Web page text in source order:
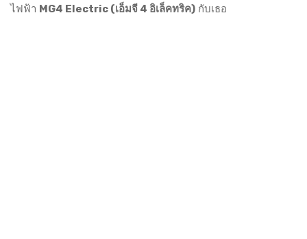
ไฟฟ้า MG4 Electric (เอ็มจี 4 อิเล็คทริค) กับเธอ